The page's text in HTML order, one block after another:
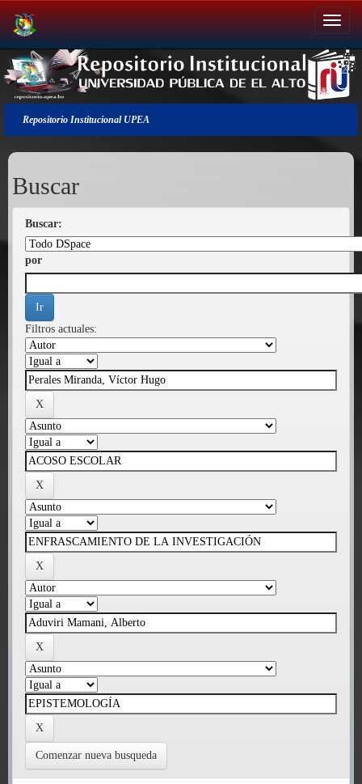
Salir
de
la
navegación
Repositorio Institucional UPEA
Buscar
Buscar:
por
Filtros actuales:
Comenzar nueva busqueda